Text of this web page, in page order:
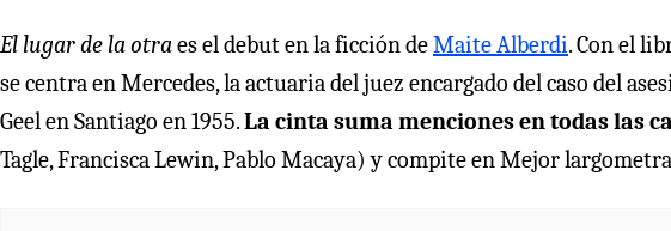
El lugar de la otraes el debut en la ficción deMaite Alberdi. Con el
se centra en Mercedes, la actuaria del juez encargado del caso del
Geel en Santiago en 1955.La cinta suma menciones en todas las
Tagle, Francisca Lewin, Pablo Macaya) y compite en Mejor